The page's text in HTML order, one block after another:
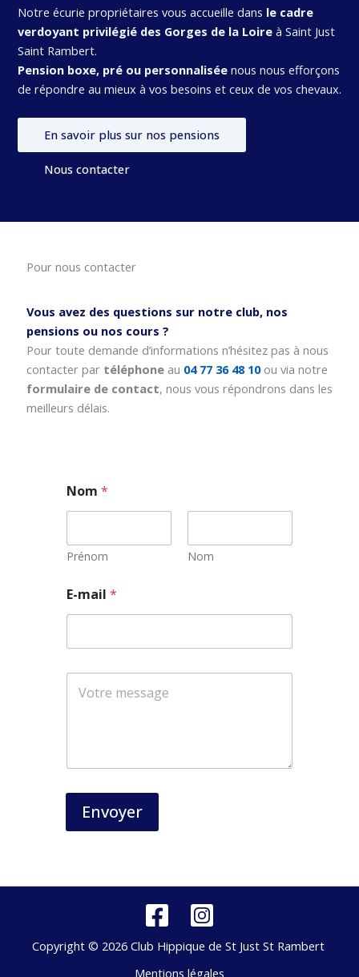
Notre écurie propriétaires vous accueille dans le cadre
verdoyant privilégié des Gorges de la Loireà Saint Just
Saint Rambert.
Pension boxe, pré ou personnaliséenous nous efforçons
de répondre au mieux à vos besoins et ceux de vos chevaux.
En savoir plus sur nos pensions
Nous contacter
Pour nous contacter
Vous avez des questions sur notre club, nos
pensions ou nos cours ?
Pour toute demande d’informations n’hésitez pas à nous
contacter par téléphoneau 04 77 36 48 10 ou via notre
formulaire de contact, nous vous répondrons dans les
meilleurs délais.
Nom*
Prénom Nom
-
m
i
E-mail*
Envoyer
Copyright © 2026 Club Hippique de St Just St Rambert
Mentions légales